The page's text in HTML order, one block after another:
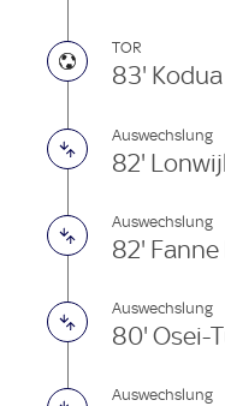
TOR
83' Kodua
Auswechslung
82'
Auswechslung
82' Fanne
Auswechslung
80' Osei-
Auswechslung